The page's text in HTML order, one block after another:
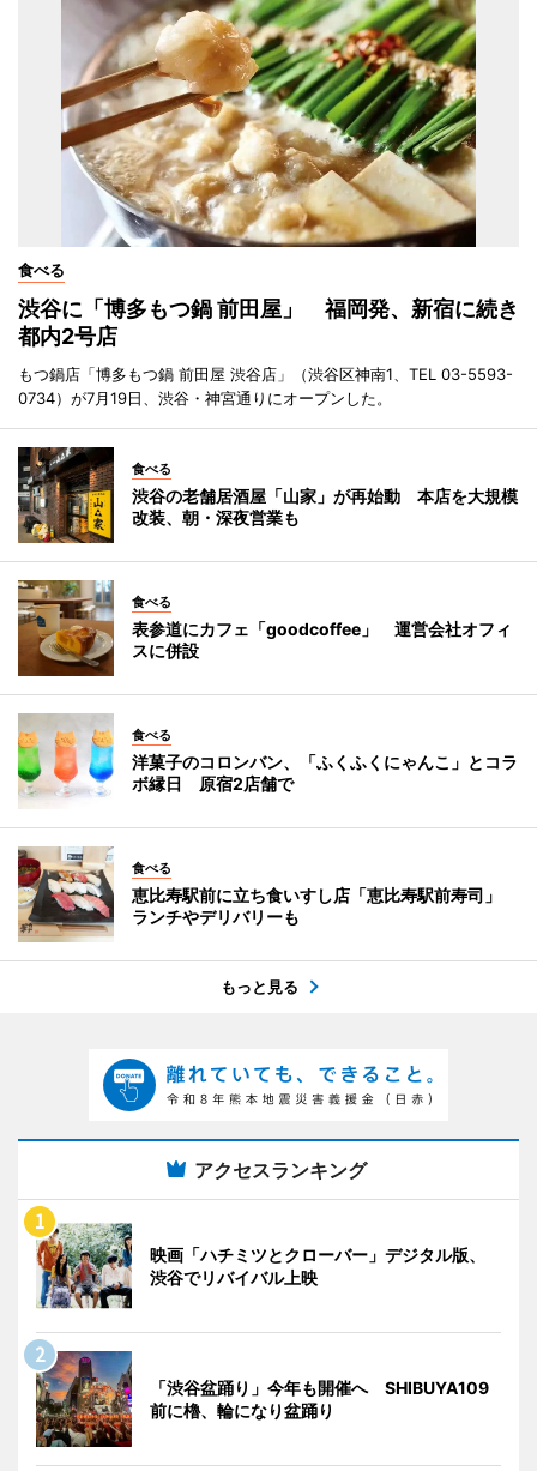
食べる
渋谷に「博多もつ鍋 前田屋」 福岡発、新宿に続き
都内2号店
もつ鍋店「博多もつ鍋 前田屋 渋谷店」（渋谷区神南1、TEL 03-5593-
0734）が7月19日、渋谷・神宮通りにオープンした。
食べる
渋谷の老舗居酒屋「山家」が再始動 本店を大規模
改装、朝・深夜営業も
食べる
表参道にカフェ「goodcoffee」 運営会社オフィ
スに併設
食べる
洋菓子のコロンバン、「ふくふくにゃんこ」とコラ
ボ縁日 原宿2店舗で
食べる
恵比寿駅前に立ち食いすし店「恵比寿駅前寿司」
ランチやデリバリーも
もっと見る
アクセスランキング
映画「ハチミツとクローバー」デジタル版、
渋谷でリバイバル上映
「渋谷盆踊り」今年も開催へ SHIBUYA109
前に櫓、輪になり盆踊り